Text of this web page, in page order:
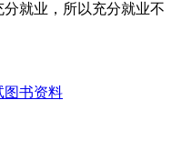
就业，所以充分就业不